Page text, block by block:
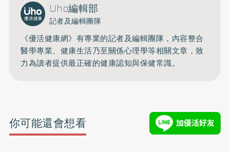
Uho編輯部
記者及編輯團隊
《優活健康網》有專業的記者及編輯團隊，內容整合
醫學專業、健康生活乃至關係心理學等相關文章，致
力為讀者提供最正確的健康認知與保健常識。
你可能還會想看